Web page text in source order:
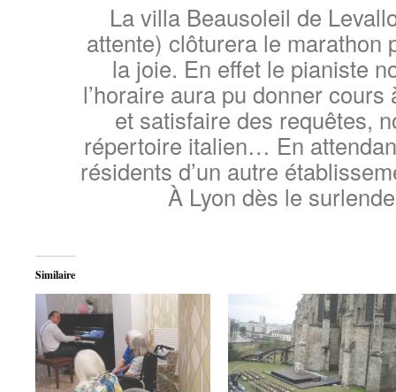
La villa Beausoleil de
attente) clôturera le marathon
la joie. En effet le pianiste
l’horaire aura pu donner
et satisfaire des requêtes,
répertoire italien… En
résidents d’un autre
À Lyon dès le
Similaire